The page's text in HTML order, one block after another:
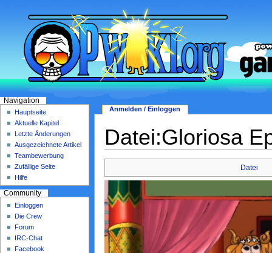
Datei:Gloriosa
Datei
Anmelden / Einloggen
Navigation
Hauptseite
Aktuelle Kapitel
Letzte Änderungen
Ausgezeichnete Artikel
Teambewerbung
Zufällige Seite
Hilfe
Community
Einloggen
Die Crew
Forum
IRC-Chat
Facebook